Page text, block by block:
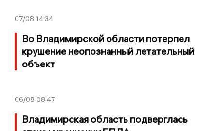
07/08 14:34
Во Владимирской области потерпел
крушение неопознанный летательный
объект
06/08 08:47
Владимирская область подверглась